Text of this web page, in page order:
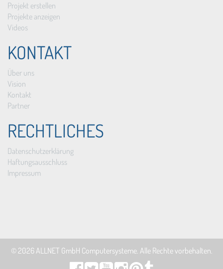
Projekt erstellen
Projekte anzeigen
Videos
KONTAKT
Über uns
Vision
Kontakt
Partner
RECHTLICHES
Datenschutzerklärung
Haftungsausschluss
Impressum
© 2026ALLNET GmbH Computersysteme. Alle Rechte vorbehalten.